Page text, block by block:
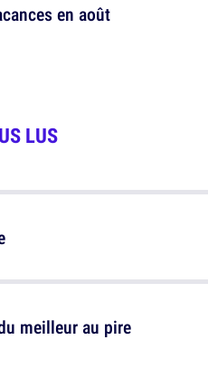
en août
LUS
meilleur au pire